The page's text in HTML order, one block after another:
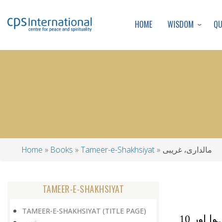
HOME WISDOM
Home Books Tameer-e-Shakhsiyat مالداری، غریبی
TAMEER-E-SHAKHSIYAT
TAMEER-E-SHAKHSIYAT (TITLE PAGE)
الہدیٰ انٹرنیشنل کی دعوت پر امارات کا سفر ہوا۔ یہ سفر 5 مئی2004ء کو شروع ہوا اور 10